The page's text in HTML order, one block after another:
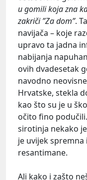
u gomili koja zna
zakriči ”Za dom”.
navijača – koje
upravo ta jadna
nabijanja
ovih dvadesetak
navodno
Hrvatske, stekla
kao što su je u
očito fino
sirotinja nekako
je uvijek
resantimane.
Ali kako i zašto